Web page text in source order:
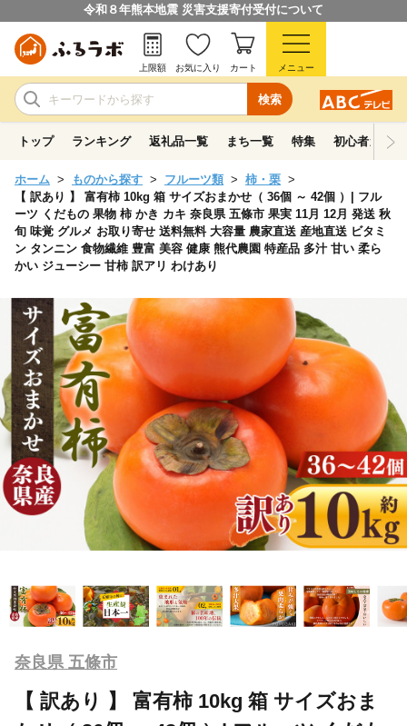
令和８年熊本地震 災害支援寄付受付について
検索
上限額 お気に入り カート メニュー
トップ ランキング 返礼品一覧 まち一覧 特集 初心者ガイド
ホーム ものから探す フルーツ類
柿・栗
【 訳あり 】 富有柿 10kg 箱 サイズおまかせ（ 36個 ～ 42個 ）| フル
ーツ くだもの 果物 柿 かき カキ 奈良県 五條市 果実 11月 12月 発送 秋
旬 味覚 グルメ お取り寄せ 送料無料 大容量 農家直送 産地直送 ビタミ
ン タンニン 食物繊維 豊富 美容 健康 熊代農園 特産品 多汁 甘い 柔ら
かい ジューシー 甘柿 訳アリ わけあり
奈良県 五條市
【 訳あり 】 富有柿 10kg 箱 サイズおま